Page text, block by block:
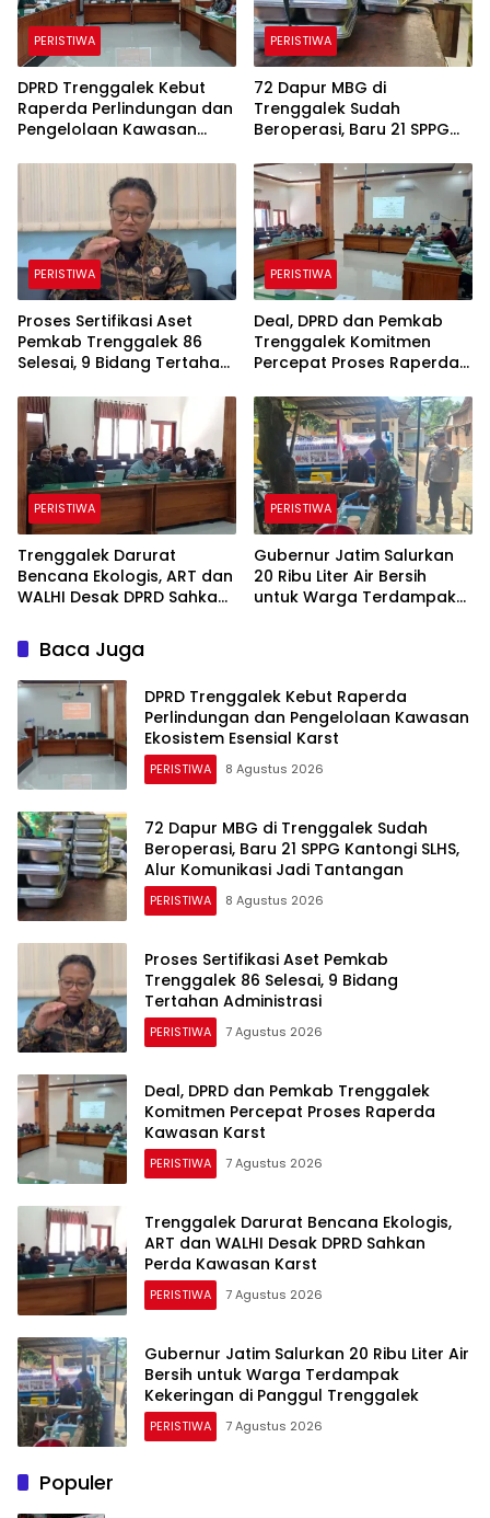
PERISTIWA
DPRD Trenggalek Kebut
Raperda Perlindungan dan
Pengelolaan Kawasan
PERISTIWA
72 Dapur MBG di
Trenggalek Sudah
Beroperasi, Baru 21 SPPG
Komunikasi Jadi
Tantangan
PERISTIWA
Proses Sertifikasi Aset
Pemkab Trenggalek 86
Selesai, 9 Bidang Tertahan
PERISTIWA
Deal, DPRD dan Pemkab
Trenggalek Komitmen
Percepat Proses Raperda
PERISTIWA
Trenggalek Darurat
Bencana Ekologis, ART dan
WALHI Desak DPRD Sahkan
PERISTIWA
Gubernur Jatim Salurkan
20 Ribu Liter Air Bersih
untuk Warga Terdampak
Baca Juga
DPRD Trenggalek Kebut Raperda
Perlindungan dan Pengelolaan Kawasan
Ekosistem Esensial Karst
PERISTIWA 8 Agustus 2026
72 Dapur MBG di Trenggalek Sudah
Beroperasi, Baru 21 SPPG Kantongi SLHS,
Alur Komunikasi Jadi Tantangan
PERISTIWA 8 Agustus 2026
Proses Sertifikasi Aset Pemkab
Trenggalek 86 Selesai, 9 Bidang
Tertahan Administrasi
PERISTIWA 7 Agustus 2026
Deal, DPRD dan Pemkab Trenggalek
Komitmen Percepat Proses Raperda
Kawasan Karst
PERISTIWA 7 Agustus 2026
Trenggalek Darurat Bencana Ekologis,
ART dan WALHI Desak DPRD Sahkan
Perda Kawasan Karst
PERISTIWA 7 Agustus 2026
Gubernur Jatim Salurkan 20 Ribu Liter Air
Bersih untuk Warga Terdampak
Kekeringan di Panggul Trenggalek
PERISTIWA 7 Agustus 2026
Populer